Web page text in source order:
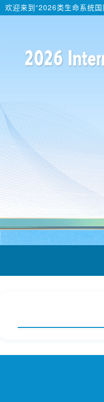
欢迎来到“2026类生命系统